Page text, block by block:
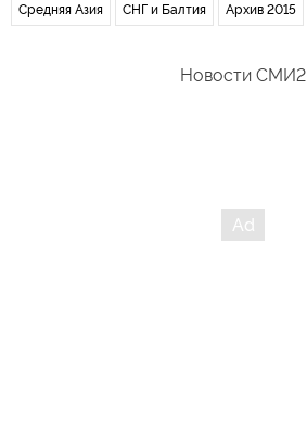
Средняя Азия СНГ и Балтия Архив 2015
Новости СМИ2